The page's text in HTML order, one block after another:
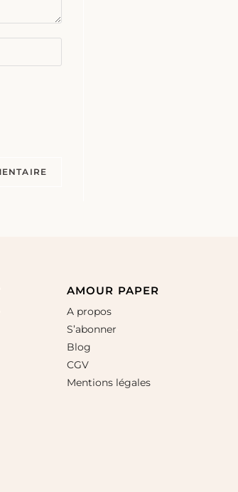
AMOUR PAPER
A propos
S’abonner
Blog
CGV
Mentions légales